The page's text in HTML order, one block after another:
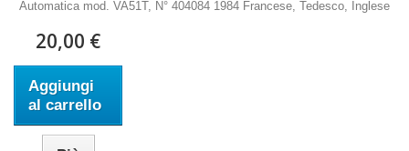
Automatica mod. VA51T, N° 404084 1984 Francese, Tedesco, Inglese
20,00 €
Aggiungi
al carrello